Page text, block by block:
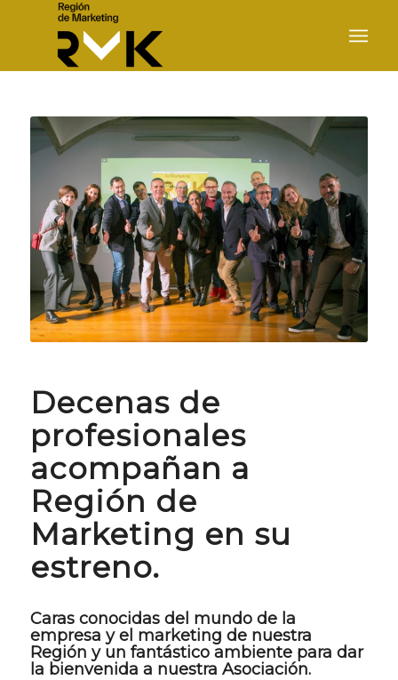
Decenas de
profesionales
acompañan a
Región de
Marketing en su
estreno.
Caras conocidas del mundo de la
empresa y el marketing de nuestra
Región y un fantástico ambiente para dar
la bienvenida a nuestra Asociación.